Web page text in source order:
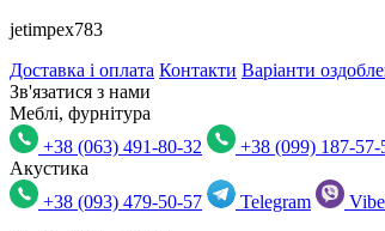
jetimpex783
Доставка і оплата Контакти Варіанти
Зв'язатися з нами
Меблі, фурнітура
+38 (063) 491-80-32
+38 (099) 187-57-
Акустика
+38 (093) 479-50-57
Telegram